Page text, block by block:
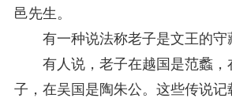
邑先生。
有一种说法称老子是文王的守
有人说，老子在越国是范蠡，
子，在吴国是陶朱公。这些传说记